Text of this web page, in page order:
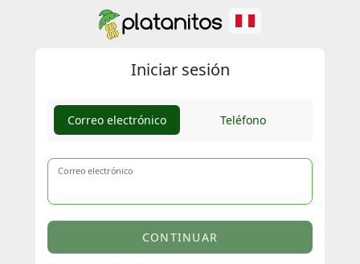
Iniciar sesión
Correo electrónico Teléfono
Correo electrónico
CONTINUAR